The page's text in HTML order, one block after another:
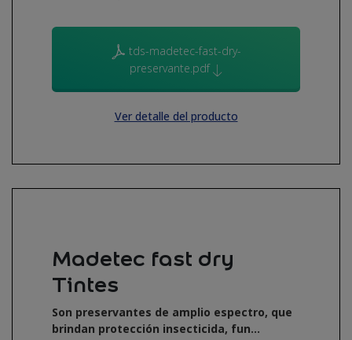
tds-madetec-fast-dry-
preservante.pdf
Ver detalle del producto
Madetec fast dry
Tintes
Son preservantes de amplio espectro, que
brindan protección insecticida, fun...